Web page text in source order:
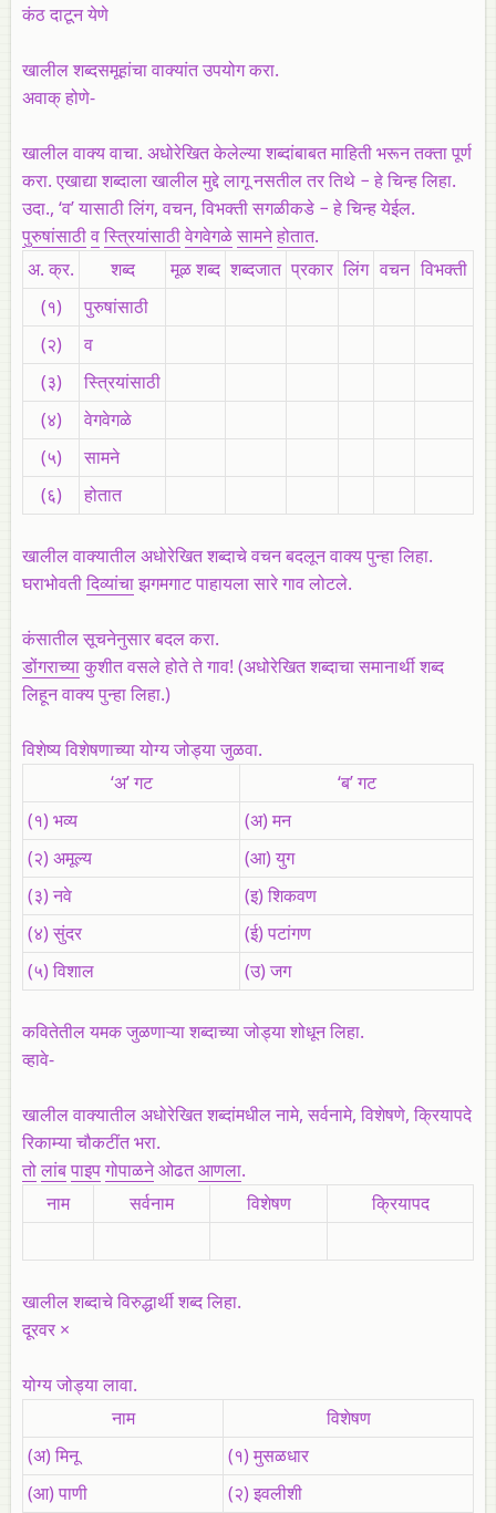
कंठ दाटून येणे
खालील शब्दसमूहांचा वाक्यांत उपयोग करा.
अवाक् होणे-
खालील वाक्य वाचा. अधोरेखित केलेल्या शब्दांबाबत माहिती भरून तक्ता पूर्ण
करा. एखाद्या शब्दाला खालील मुद्दे लागू नसतील तर तिथे − हे चिन्ह लिहा.
उदा., ‘व’ यासाठी लिंग, वचन, विभक्ती सगळीकडे − हे चिन्ह येईल.
पुरुषांसाठीवस्त्रियांसाठीवेगवेगळेसामनेहोतात.
अ. क्र.
शब्द मूळ शब्द शब्दजात प्रकार लिंग वचन विभक्ती
(१)
पुरुषांसाठी
(२)
व
(३)
स्त्रियांसाठी
(४)
वेगवेगळे
(५)
सामने
(६)
होतात
खालील वाक्यातील अधोरेखित शब्दाचे वचन बदलून वाक्य पुन्हा लिहा.
घराभोवतीदिव्यांचाझगमगाट पाहायला सारे गाव लोटले.
कंसातील सूचनेनुसार बदल करा.
डोंगराच्याकुशीत वसले होते ते गाव! (अधोरेखित शब्दाचा समानार्थी शब्द
लिहून वाक्य पुन्हा लिहा.)
विशेष्य विशेषणाच्या योग्य जोड्या जुळवा.
‘अ’ गट
‘ब’ गट
(१) भव्य
(अ) मन
(२) अमूल्य
(आ) युग
(३) नवे
(इ) शिकवण
(४) सुंदर
(ई) पटांगण
(५) विशाल
(उ) जग
कवितेतील यमक जुळणाऱ्या शब्दाच्या जोड्या शोधून लिहा.
व्हावे-
खालील वाक्यातील अधोरेखित शब्दांमधील नामे, सर्वनामे, विशेषणे, क्रियापदे
रिकाम्या चौकटींत भरा.
तोलांबपाइपगोपाळनेओढतआणला.
नाम
सर्वनाम विशेषण क्रियापद
खालील शब्दाचे विरुद्धार्थी शब्द लिहा.
दूरवर ×
योग्य जोड्या लावा.
नाम
विशेषण
(अ) मिनू
(१) मुसळधार
(आ) पाणी
(२) इवलीशी